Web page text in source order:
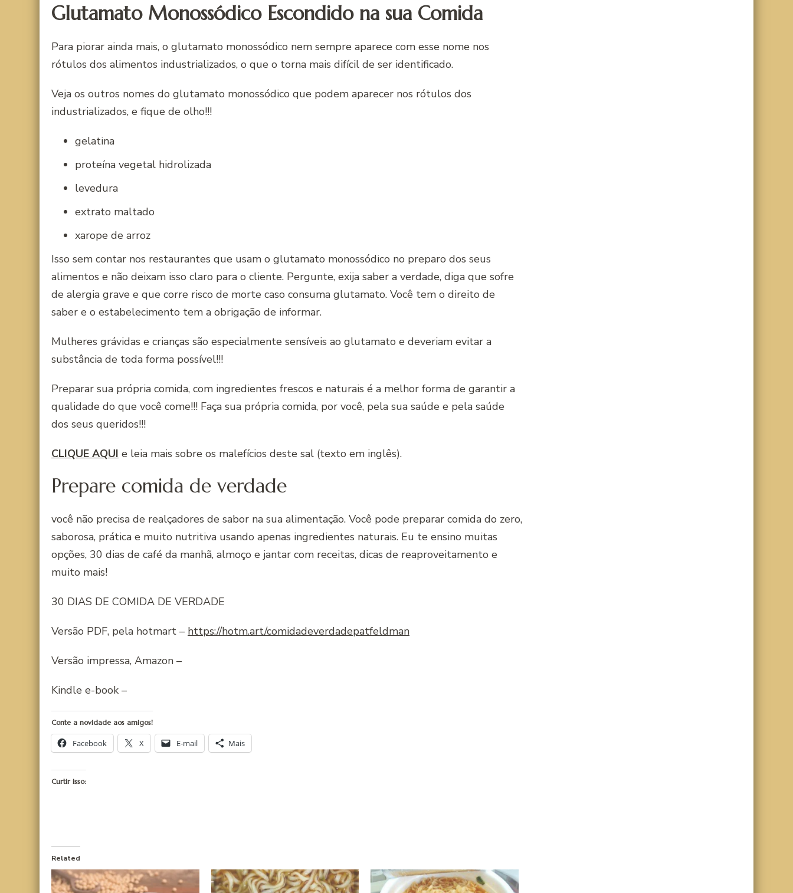
Glutamato Monossódico Escondido na sua Comida
Para piorar ainda mais, o glutamato monossódico nem sempre aparece com esse nome nos
rótulos dos alimentos industrializados, o que o torna mais difícil de ser identificado.
Veja os outros nomes do glutamato monossódico que podem aparecer nos rótulos dos
industrializados, e fique de olho!!!
gelatina
proteína vegetal hidrolizada
levedura
extrato maltado
xarope de arroz
Isso sem contar nos restaurantes que usam o glutamato monossódico no preparo dos seus
alimentos e não deixam isso claro para o cliente. Pergunte, exija saber a verdade, diga que sofre
de alergia grave e que corre risco de morte caso consuma glutamato. Você tem o direito de
saber e o estabelecimento tem a obrigação de informar.
Mulheres grávidas e crianças são especialmente sensíveis ao glutamato e deveriam evitar a
substância de toda forma possível!!!
Preparar sua própria comida, com ingredientes frescos e naturais é a melhor forma de garantir a
qualidade do que você come!!! Faça sua própria comida, por você, pela sua saúde e pela saúde
dos seus queridos!!!
CLIQUE AQUI e leia mais sobre os malefícios deste sal (texto em inglês).
Prepare comida de verdade
você não precisa de realçadores de sabor na sua alimentação. Você pode preparar comida do zero,
saborosa, prática e muito nutritiva usando apenas ingredientes naturais. Eu te ensino muitas
opções, 30 dias de café da manhã, almoço e jantar com receitas, dicas de reaproveitamento e
muito mais!
30 DIAS DE COMIDA DE VERDADE
Versão PDF, pela hotmart – https://hotm.art/comidadeverdadepatfeldman
Versão impressa, Amazon –
Kindle e-book –
Conte a novidade aos amigos!
Facebook X E-mail Mais
Curtir isso:
Related